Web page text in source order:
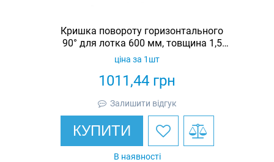
Кришка повороту горизонтального
90° для лотка 600 мм, товщина 1,5
мм, гарячеоцинкована, Eurotray
1011,44 грн
ціна за 1шт
Залишити відгук
КУПИТИ
В наявності